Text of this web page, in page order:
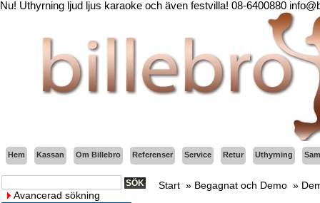
Nu! Uthyrning ljud ljus karaoke och även festvilla! 08-6400880
Hem Kassan Om Billebro Referenser Service Retur Uthyrning
Avancerad sökning
Start » Begagnat och Demo »